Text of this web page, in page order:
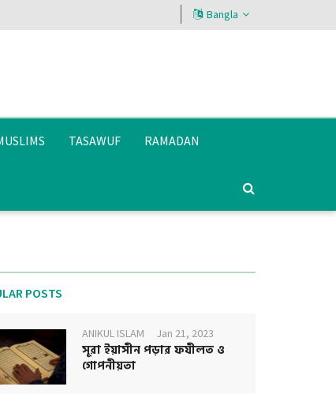
Bangla
TASAWUF RAMADAN
POSTS
ANIKUL ISLAM Jan 21, 2023
সূরা ইয়াসীন পড়ার ফযীলত ও
গোপনীয়তা